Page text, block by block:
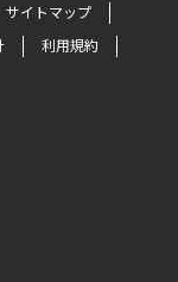
サイトマップ
利用規約